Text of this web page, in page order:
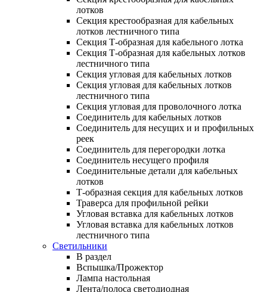
лотков
Секция крестообразная для кабельных
лотков лестничного типа
Секция Т-образная для кабельного лотка
Секция Т-образная для кабельных лотков
лестничного типа
Секция угловая для кабельных лотков
Секция угловая для кабельных лотков
лестничного типа
Секция угловая для проволочного лотка
Соединитель для кабельных лотков
Соединитель для несущих и и профильных
реек
Соединитель для перегородки лотка
Соединитель несущего профиля
Соединительные детали для кабельных
лотков
Т-образная секция для кабельных лотков
Траверса для профильной рейки
Угловая вставка для кабельных лотков
Угловая вставка для кабельных лотков
лестничного типа
Светильники
В раздел
Вспышка/Прожектор
Лампа настольная
Лента/полоса светодиодная